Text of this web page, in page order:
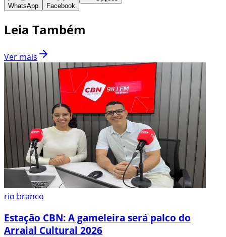
WhatsApp Facebook
Leia Também
Ver mais
rio branco
Estação CBN: A gameleira será palco do
Arraial Cultural 2026